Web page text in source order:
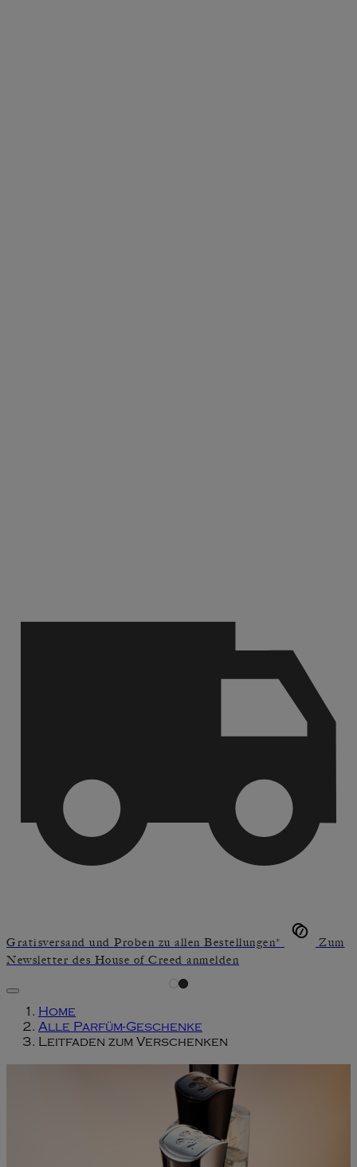
Gratisversand und Proben zu allen Bestellungen*
Zum
Newsletter des House of Creed anmelden
Home
Alle Parfüm-Geschenke
Leitfaden zum Verschenken